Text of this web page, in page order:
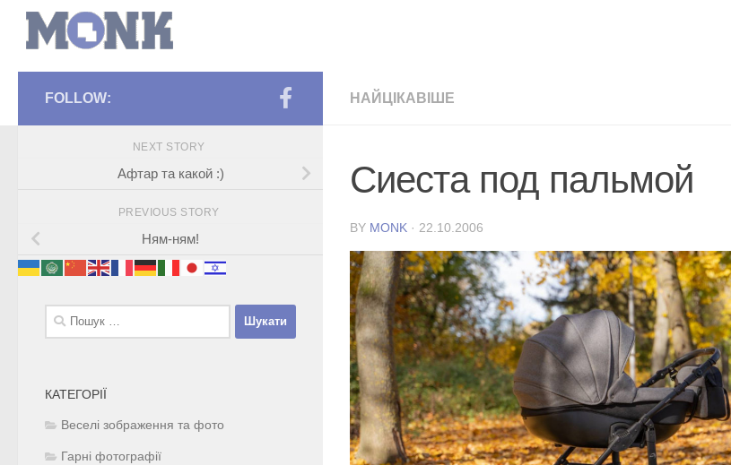
НАЙЦІКАВІШЕ
Сиеста под пальмой
BY MONK · 22.10.2006
FOLLOW:
NEXT STORY
Афтар та какой :)
PREVIOUS STORY
Ням-ням!
Пошук:
КАТЕГОРІЇ
Веселі зображення та фото
Гарні фотографії